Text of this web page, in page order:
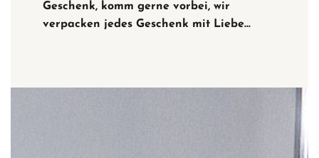
Geschenk, komm gerne vorbei, wir
verpacken jedes Geschenk mit Liebe…